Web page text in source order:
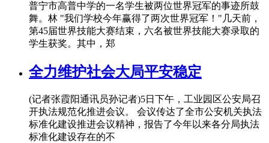
普宁市高普中学的一名学生被两位世界冠军的事迹所鼓
舞。林 "我们学校今年赢得了两次世界冠军！"几天前，
第45届世界技能大赛结束，六名被世界技能大赛录取的
学生获奖。其中，郑
全力维护社会大局平安稳定
(记者张霞阳通讯员孙记者)5日下午，工业园区公安局召
开执法规范化推进会议。 会议传达了全市公安机关执法
标准化建设推进会议精神，报告了今年以来各分局执法
标准化建设存在的不